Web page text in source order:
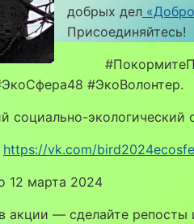
добрых дел
Присоединяйтесь!
#ЭкоВолонтер.
социально-экологический
https://vk.com/
12 марта 2024
акции — сделайте репосты